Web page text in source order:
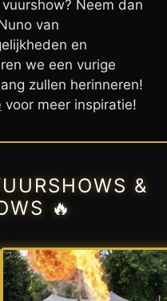
Neem dan
van
en
we een vurige
zullen herinneren!
voor meer inspiratie!
&
🔥